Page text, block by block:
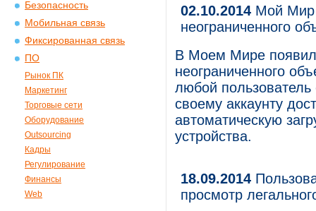
Безопасность
Мобильная связь
Фиксированная связь
ПО
Рынок ПК
Маркетинг
Торговые сети
Оборудование
Outsourcing
Кадры
Регулирование
Финансы
Web
02.10.2014 Мой Мир
неограниченного
В Моем Мире
неограниченного
любой пользователь
своему аккаунту
автоматическую
устройства.
18.09.2014
просмотр